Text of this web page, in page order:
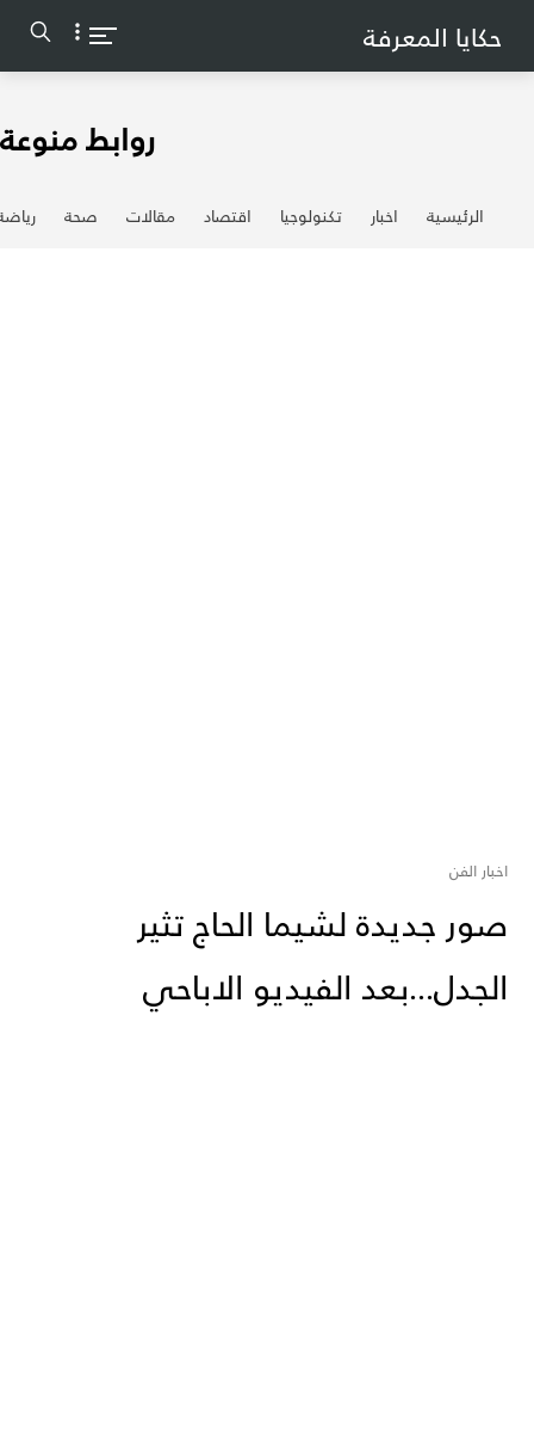
حكايا المعرفة
روابط منوعة
الرئيسية اخبار تكنولوجيا اقتصاد مقالات صحة
اخبار الفن
صور جديدة لشيما الحاج تثير
الجدل...بعد الفيديو الاباحي